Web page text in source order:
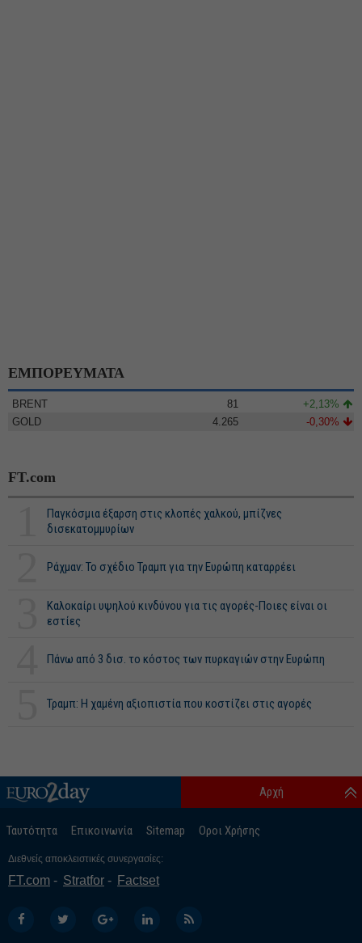
ΕΜΠΟΡΕΥΜΑΤΑ
BRENT 81
+2,13%
GOLD
4.265 -0,30%
FT.com
Παγκόσμια έξαρση στις κλοπές χαλκού, μπίζνες
δισεκατομμυρίων
Ράχμαν: Το σχέδιο Τραμπ για την Ευρώπη καταρρέει
Καλοκαίρι υψηλού κινδύνου για τις αγορές-Ποιες είναι οι
εστίες
Πάνω από 3 δισ. το κόστος των πυρκαγιών στην Ευρώπη
Τραμπ: Η χαμένη αξιοπιστία που κοστίζει στις αγορές
Ταυτότητα Επικοινωνία Sitemap Οροι Χρήσης
Αρχή
Διεθνείς αποκλειστικές συνεργασίες:
FT.com Stratfor Factset